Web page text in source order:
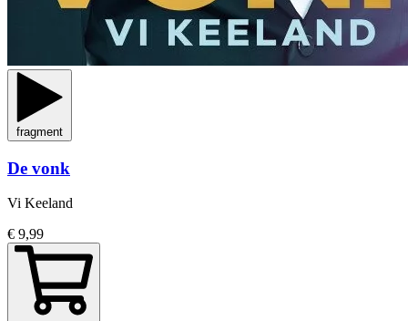
fragment
De vonk
Vi Keeland
€ 9,99